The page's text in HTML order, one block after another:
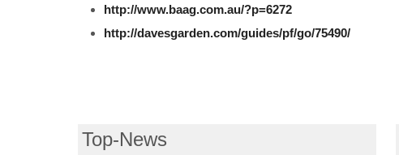
http://www.baag.com.au/?p=6272
http://davesgarden.com/guides/pf/go/75490/
Top-News